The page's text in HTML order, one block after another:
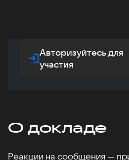
Авторизуйтесь для
участия
О докладе
Реакции на сообщения —